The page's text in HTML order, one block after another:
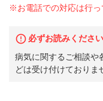
※お電話での対応は行っ
必ずお読みください
病気に関するご相談や
どは受け付けておりま